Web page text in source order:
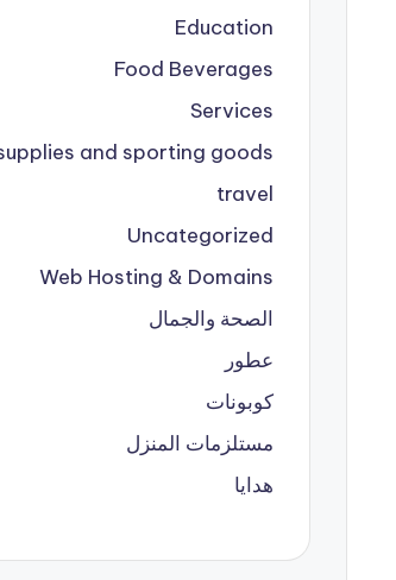
Education
Food Beverages
Services
and sporting goods
travel
Uncategorized
Web Hosting & Domains
الصحة والجمال
عطور
كوبونات
مستلزمات المنزل
هدايا